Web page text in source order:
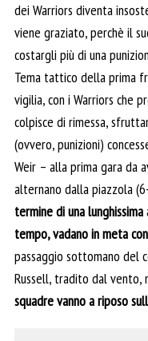
dei Warriors diventa
viene graziato, perchè il
costargli più di una
Tema tattico della prima
vigilia, con i Warriors che
colpisce di rimessa,
(ovvero, punizioni)
Weir – alla prima gara da
alternano dalla piazzola
termine di una
tempo, vadano in meta
passaggio sottomano del
Russell, tradito dal vento,
squadre vanno a riposo